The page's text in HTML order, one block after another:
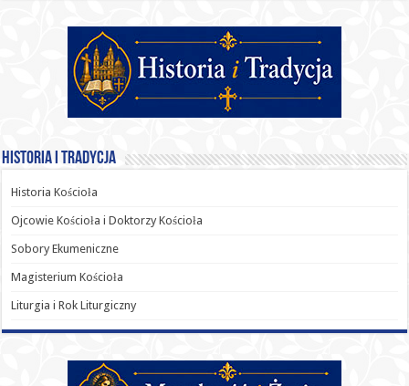
Historia i Tradycja
Historia Kościoła
Ojcowie Kościoła i Doktorzy Kościoła
Sobory Ekumeniczne
Magisterium Kościoła
Liturgia i Rok Liturgiczny